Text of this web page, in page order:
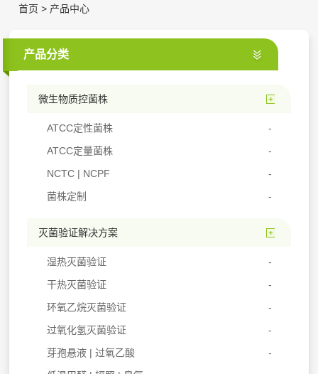
首页 > 产品中心
产品分类
微生物质控菌株
ATCC定性菌株
ATCC定量菌株
NCTC | NCPF
菌株定制
灭菌验证解决方案
湿热灭菌验证
干热灭菌验证
环氧乙烷灭菌验证
过氧化氢灭菌验证
芽孢悬液 | 过氧乙酸